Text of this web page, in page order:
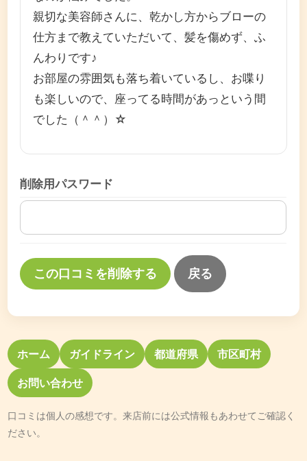
親切な美容師さんに、乾かし方からブローの
仕方まで教えていただいて、髪を傷めず、ふ
んわりです♪
お部屋の雰囲気も落ち着いているし、お喋り
も楽しいので、座ってる時間があっという間
でした（＾＾）☆
削除用パスワード
戻る
ホーム ガイドライン 都道府県 市区町村
お問い合わせ
口コミは個人の感想です。来店前には公式情報もあわせてご確認く
ださい。